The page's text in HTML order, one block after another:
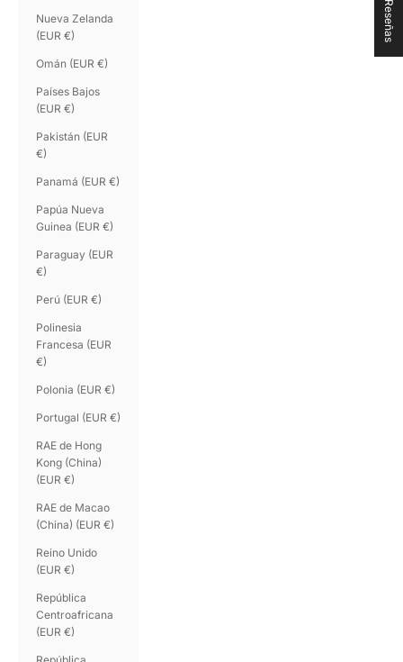
Nueva Zelanda
(EUR €)
Omán (EUR €)
Países Bajos
(EUR €)
Pakistán (EUR
€)
Panamá (EUR €)
Papúa Nueva
Guinea (EUR €)
Paraguay (EUR
€)
Perú (EUR €)
Polinesia
Francesa (EUR
€)
Polonia (EUR €)
Portugal (EUR €)
RAE de Hong
Kong (China)
(EUR €)
RAE de Macao
(China) (EUR €)
Reino Unido
(EUR €)
República
Centroafricana
(EUR €)
★ Reseñas